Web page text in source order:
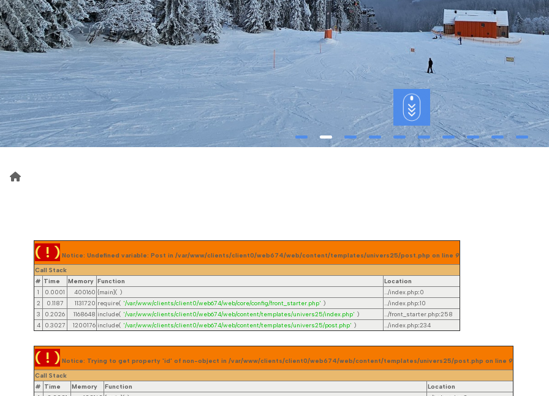
( ! ) Notice: Undefined variable: Post in /var/www/clients/client0/web674/web/content/templates/univers25/post.php on line 9
Call Stack
# Time Memory Function
Location
1
0.0001 400160 {main}( ) .../index.php:0
2
0.1187 1131720 require( '/var/www/clients/client0/web674/web/core/config/front_starter.php' ) .../index.php:10
3
0.2026 1168648 include( '/var/www/clients/client0/web674/web/content/templates/univers25/index.php' ) .../front_starter.php:258
4
0.3027 1200176 include( '/var/www/clients/client0/web674/web/content/templates/univers25/post.php' ) .../index.php:234
( ! ) Notice: Trying to get property 'id' of non-object in /var/www/clients/client0/web674/web/content/templates/univers25/post.php on line 9
Call Stack
# Time Memory Function
Location